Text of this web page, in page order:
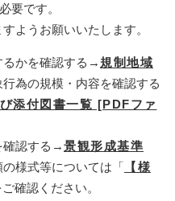
要です。
ようお願いいたします。
るかを確認する→規制地域
為の規模・内容を確認する
添付図書一覧 [PDFファ
確認する→景観形成基準
様式等については 「 【様
ご確認ください。